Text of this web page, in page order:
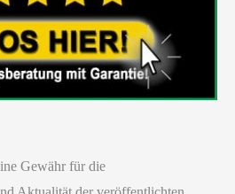
Gewähr für die